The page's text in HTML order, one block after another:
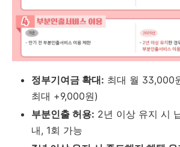
정부기여금 확대: 최대 월 33,000
최대 +9,000원)
부분인출 허용: 2년 이상 유지 시
내, 1회 가능